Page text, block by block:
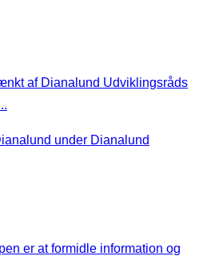
af Dianalund Udviklingsråds
er at formidle information og